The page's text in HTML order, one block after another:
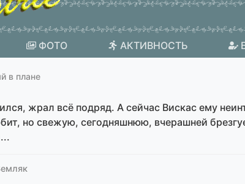
ФОТО АКТИВНОСТЬ
в плане
жрал всё подряд. А сейчас Вискас ему
но свежую, сегодняшнюю, вчерашней